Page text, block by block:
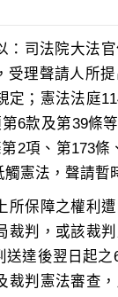
：司法院大法
受理聲請人所
定；憲法法庭
6款及第39條
2項、第173
所保障之權利
裁判，或該裁
達後翌日起
裁判憲法審查